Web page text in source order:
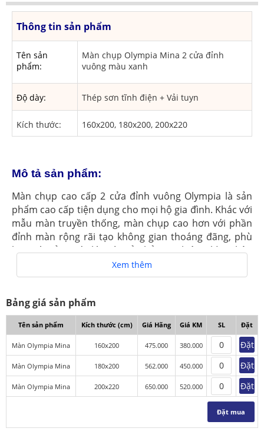
Thông tin sản phẩm
Tên sản
phẩm:
Màn chụp Olympia Mina 2 cửa đỉnh
vuông màu xanh
Độ dày: Thép sơn tĩnh điện + Vải tuyn
Kích thước: 160x200, 180x200, 200x220
Mô tả sản phẩm:
Màn chụp cao cấp 2 cửa đỉnh vuông Olympia là sản
phẩm cao cấp tiện dụng cho mọi hộ gia đình. Khác với
mẫu màn truyền thống, màn chụp cao hơn với phần
đỉnh màn rộng rãi tạo không gian thoáng đãng, phù
hợp với cả người lớn và trẻ nhỏ. Đặc biệt, phần chân
màn còn đính thêm viền vải để tránh muỗi đốt khi
nằm sát mép.
Màn chụp cao cấp 2 cửa đỉnh vuông Olympia
Mina nổi bật với độ đàn hồi, dễ uốn dẻo với thiết
kế nhỏ gọn dễ bung mở.
Kết cấu sản phẩm màn nhỏ gọn dễ mang vác đi
xa, phù hợp với chuyến du lịch hoặc người hay
chuyển nhà.
Màn chụp cao cấp 2 cửa phù hợp với nhiều vị trí
nằm khác nhau như giường ngủ, sàn nhà, khu
Xem thêm
Bảng giá sản phẩm
Tên sản phẩm Kích thước (cm) Giá Hãng Giá KM SL Đặt
Màn Olympia Mina 160x200 475.000 380.000 Đặt
Màn Olympia Mina 180x200 562.000 450.000 Đặt
Màn Olympia Mina 200x220 650.000 520.000 Đặt
Đặt mua